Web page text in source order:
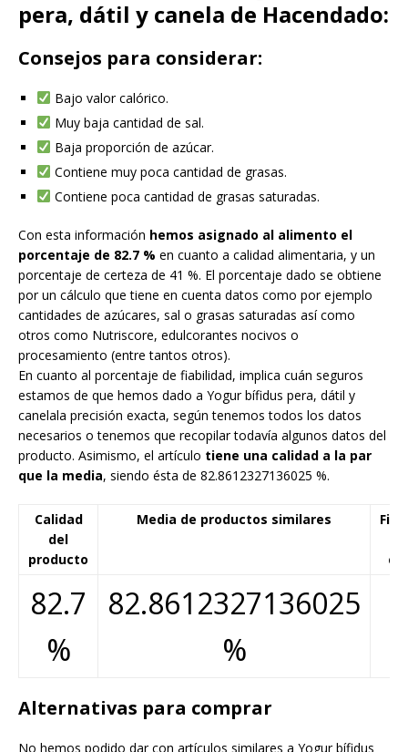
pera, dátil y canela de Hacendado:
Consejos para considerar:
Bajo valor calórico.
Muy baja cantidad de sal.
Baja proporción de azúcar.
Contiene muy poca cantidad de grasas.
Contiene poca cantidad de grasas saturadas.
Con esta información hemos asignado al alimento el
porcentaje de 82.7 % en cuanto a calidad alimentaria, y un
porcentaje de certeza de 41 %. El porcentaje dado se obtiene
por un cálculo que tiene en cuenta datos como por ejemplo
cantidades de azúcares, sal o grasas saturadas así como
otros como Nutriscore, edulcorantes nocivos o
procesamiento (entre tantos otros).
En cuanto al porcentaje de fiabilidad, implica cuán seguros
estamos de que hemos dado a Yogur bífidus pera, dátil y
canelala precisión exacta, según tenemos todos los datos
necesarios o tenemos que recopilar todavía algunos datos del
producto. Asimismo, el artículo tiene una calidad a la par
que la media, siendo ésta de 82.8612327136025 %.
Calidad
del
producto
Media de productos similares
82.7
%
82.8612327136025
%
Alternativas para comprar
No hemos podido dar con artículos similares a Yogur bífidus